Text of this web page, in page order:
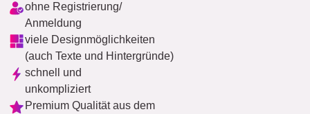
ohne Registrierung/
Anmeldung
viele Designmöglichkeiten
(auch Texte und Hintergründe)
schnell und
unkompliziert
Premium Qualität aus dem